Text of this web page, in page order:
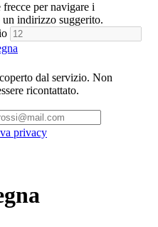
per navigare i
un indirizzo suggerito.
dal servizio. Non
ricontattato.
privacy